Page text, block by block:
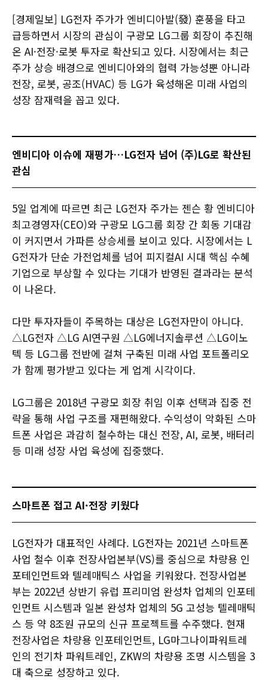
[경제일보] LG전자 주가가 엔비디아발(發) 훈풍을 타고
급등하면서 시장의 관심이 구광모 LG그룹 회장이 추진해
온 AI·전장·로봇 투자로 확산되고 있다. 시장에서는 최근
주가 상승 배경으로 엔비디아와의 협력 가능성뿐 아니라
전장, 로봇, 공조(HVAC) 등 LG가 육성해온 미래 사업의
성장 잠재력을 꼽고 있다.
엔비디아 이슈에 재평가…LG전자 넘어 (주)LG로 확산된
관심
5일 업계에 따르면 최근 LG전자 주가는 젠슨 황 엔비디아
최고경영자(CEO)와 구광모 LG그룹 회장 간 회동 기대감
이 커지면서 가파른 상승세를 보이고 있다. 시장에서는 L
G전자가 단순 가전업체를 넘어 피지컬AI 시대 핵심 수혜
기업으로 부상할 수 있다는 기대가 반영된 결과라는 분석
이 나온다.
다만 투자자들이 주목하는 대상은 LG전자만이 아니다.
△LG전자 △LG AI연구원 △LG에너지솔루션 △LG이노
텍 등 LG그룹 전반에 걸쳐 구축된 미래 사업 포트폴리오
가 함께 평가받고 있다는 게 업계 시각이다.
LG그룹은 2018년 구광모 회장 취임 이후 선택과 집중 전
략을 통해 사업 구조를 재편해왔다. 수익성이 악화된 스마
트폰 사업은 과감히 철수하는 대신 전장, AI, 로봇, 배터리
등 미래 성장 사업 육성에 집중했다.
스마트폰 접고 AI·전장 키웠다
LG전자가 대표적인 사례다. LG전자는 2021년 스마트폰
사업 철수 이후 전장사업본부(VS)를 중심으로 차량용 인
포테인먼트와 텔레매틱스 사업을 키워왔다. 전장사업본
부는 2022년 상반기 유럽 프리미엄 완성차 업체의 인포테
인먼트 시스템과 일본 완성차 업체의 5G 고성능 텔레매틱
스 등 약 8조원 규모의 신규 프로젝트를 수주했다. 현재
전장사업은 차량용 인포테인먼트, LG마그나이파워트레
인의 전기차 파워트레인, ZKW의 차량용 조명 시스템을 3
대 축으로 성장하고 있다.